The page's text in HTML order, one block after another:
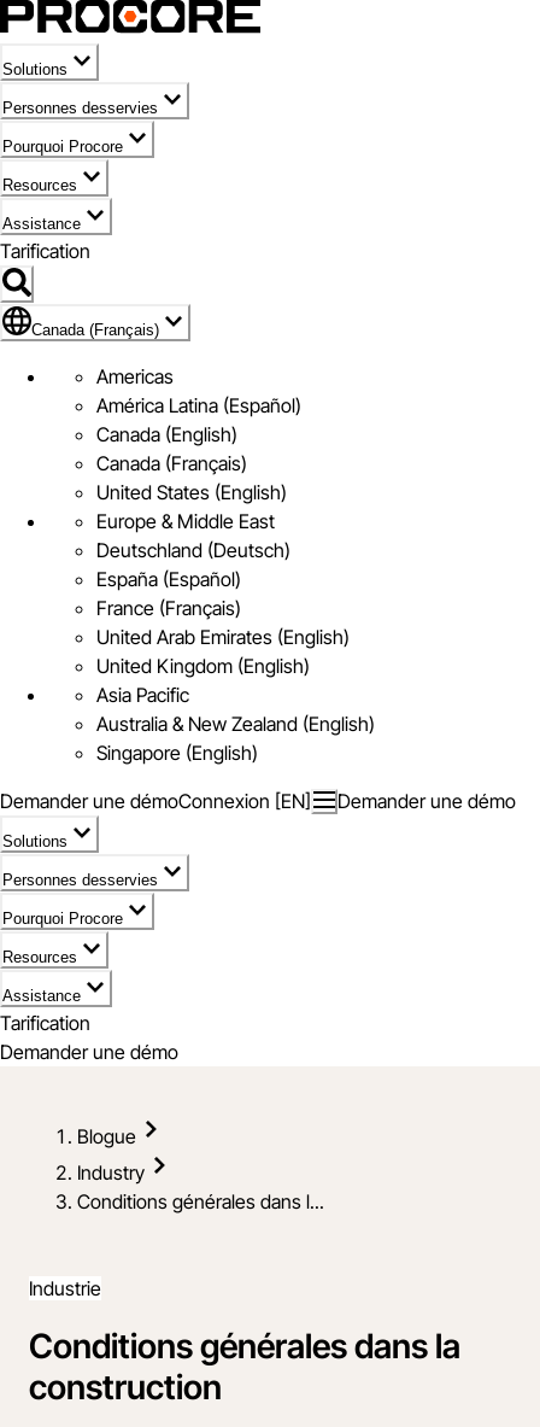
Solutions
Personnes desservies
Pourquoi Procore
Resources
Assistance
Tarification
Pavillon de Canada (Français)
Canada (Français)
Americas
América Latina (Español)
Canada (English)
Canada (Français)
United States (English)
Europe & Middle East
Deutschland (Deutsch)
España (Español)
France (Français)
United Arab Emirates (English)
United Kingdom (English)
Asia Pacific
Australia & New Zealand (English)
Singapore (English)
Demander une démoConnexion [EN] Demander une démo
Solutions
Personnes desservies
Pourquoi Procore
Resources
Assistance
Tarification
Demander une démo
Blogue
Industry
Conditions générales dans l...
Industrie
Conditions générales dans la
construction